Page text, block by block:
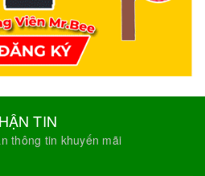
TIN
thông tin khuyến mãi